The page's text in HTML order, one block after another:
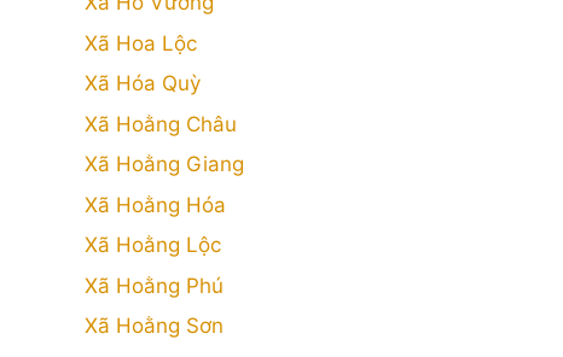
Xã Hoa Lộc
Xã Hóa Quỳ
Xã Hoằng Châu
Xã Hoằng Giang
Xã Hoằng Hóa
Xã Hoằng Lộc
Xã Hoằng Phú
Xã Hoằng Sơn